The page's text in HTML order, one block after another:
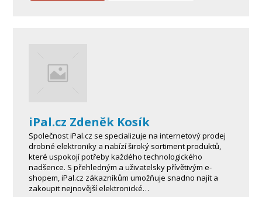
iPal.cz Zdeněk Kosík
Společnost iPal.cz se specializuje na internetový prodej
drobné elektroniky a nabízí široký sortiment produktů,
které uspokojí potřeby každého technologického
nadšence. S přehledným a uživatelsky přívětivým e-
shopem, iPal.cz zákazníkům umožňuje snadno najít a
zakoupit nejnovější elektronické…